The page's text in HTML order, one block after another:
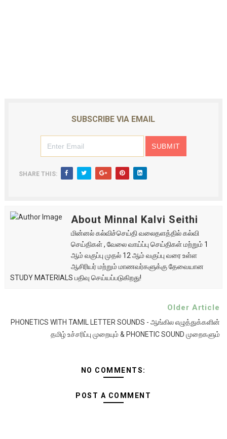
SUBSCRIBE VIA EMAIL
SHARE THIS:
About Minnal Kalvi Seithi
மின்னல் கல்விச்செய்தி வலைதளத்தில் கல்வி
செய்திகள் , வேலை வாய்ப்பு செய்திகள் மற்றும் 1
ஆம் வகுப்பு முதல் 12 ஆம் வகுப்பு வரை உள்ள
ஆசிரியர் மற்றும் மாணவர்களுக்கு தேவையான
STUDY MATERIALS பதிவு செய்யப்படுகிறது!
Older Article
PHONETICS WITH TAMIL LETTER SOUNDS - ஆங்கில எழுத்துக்களின்
தமிழ் உச்சரிப்பு முறையும் & PHONETIC SOUND முறைகளும்
NO COMMENTS:
POST A COMMENT